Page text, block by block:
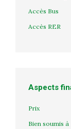
Accès Bus
Accès RER
Aspects
Prix
Bien soumis à